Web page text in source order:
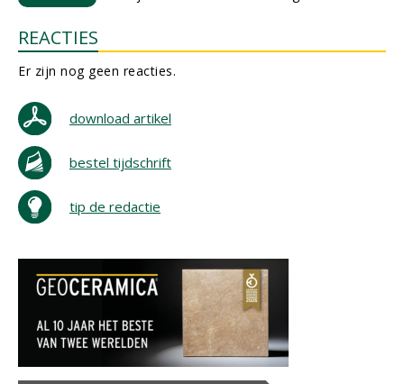
REACTIES
Er zijn nog geen reacties.
download artikel
bestel tijdschrift
tip de redactie